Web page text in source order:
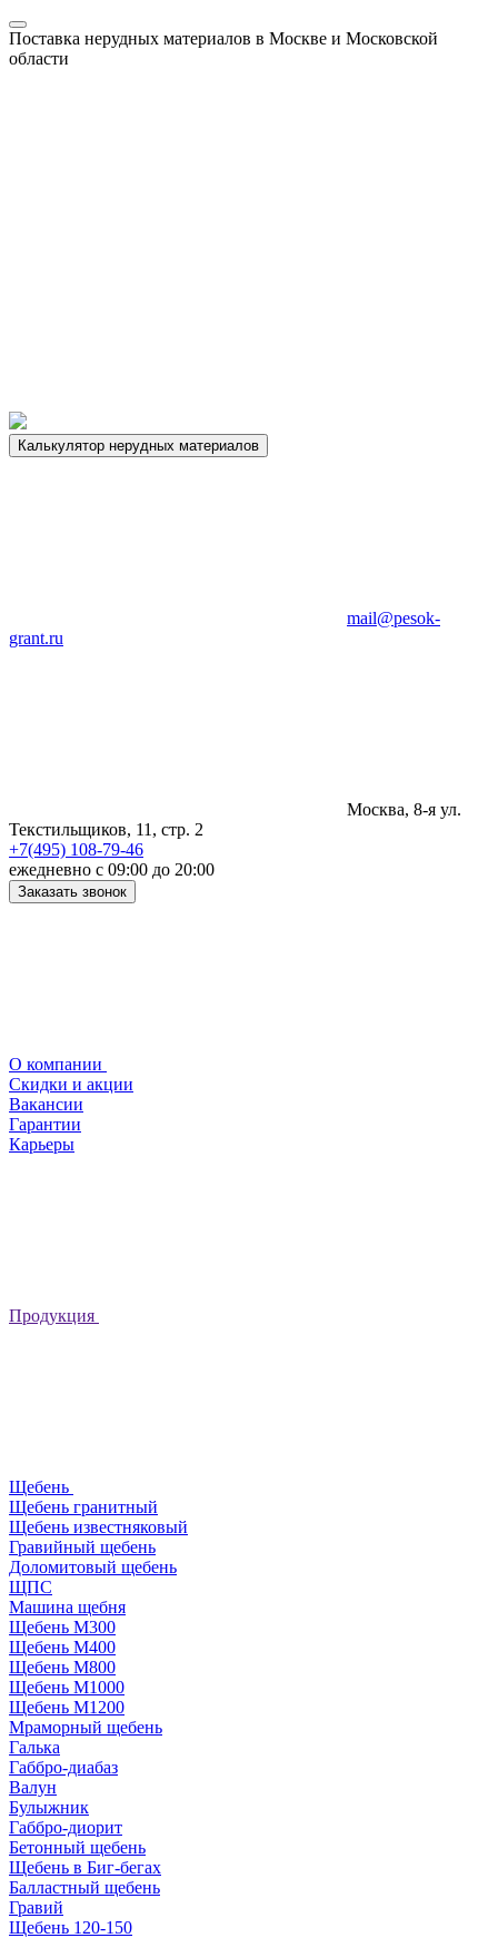
Поставка нерудных материалов в Москве и Московской
области
Калькулятор нерудных материалов
mail@pesok-
grant.ru
Москва, 8-я ул.
Текстильщиков, 11, стр. 2
+7(495) 108-79-46
ежедневно с 09:00 до 20:00
Заказать звонок
О компании
Скидки и акции
Вакансии
Гарантии
Карьеры
Продукция
Щебень
Щебень гранитный
Щебень известняковый
Гравийный щебень
Доломитовый щебень
ЩПС
Машина щебня
Щебень М300
Щебень М400
Щебень М800
Щебень М1000
Щебень М1200
Мраморный щебень
Галька
Габбро-диабаз
Валун
Булыжник
Габбро-диорит
Бетонный щебень
Щебень в Биг-бегах
Балластный щебень
Гравий
Щебень 120-150